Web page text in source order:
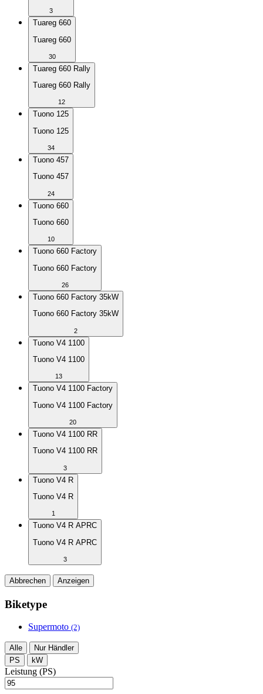
3
Tuareg 660
Tuareg 660
30
Tuareg 660 Rally
Tuareg 660 Rally
12
Tuono 125
Tuono 125
34
Tuono 457
Tuono 457
24
Tuono 660
Tuono 660
10
Tuono 660 Factory
Tuono 660 Factory
26
Tuono 660 Factory 35kW
Tuono 660 Factory 35kW
2
Tuono V4 1100
Tuono V4 1100
13
Tuono V4 1100 Factory
Tuono V4 1100 Factory
20
Tuono V4 1100 RR
Tuono V4 1100 RR
3
Tuono V4 R
Tuono V4 R
1
Tuono V4 R APRC
Tuono V4 R APRC
3
Abbrechen Anzeigen
Biketype
Supermoto (2)
Alle
Nur Händler
PS
kW
Leistung (PS)